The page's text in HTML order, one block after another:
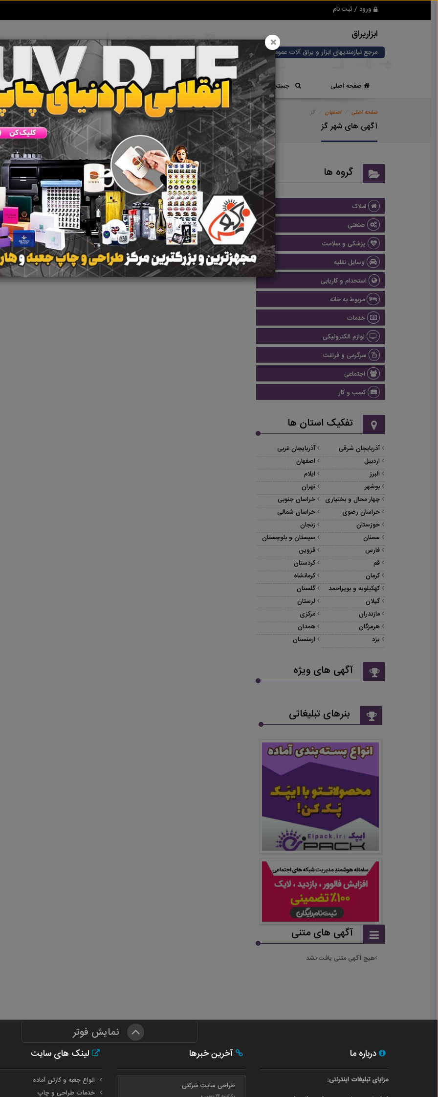
ورود / ثبت نام
ابزاریراق
مرجع نیازمندیهای ابزار و یراق آلات عمومی و صنعتی
صفحه اصلی جستجوی سریع تعرفه آگهی ها خبرهای سایت تماس با ما
صفحه اصلی اصفهان گز
آگهی های شهر گز
نتیجه ای
گروه ها
املاک
صنعتی
پزشکی و سلامت
وسایل نقلیه
استخدام و کاریابی
مربوط به خانه
خدمات
لوازم الکترونیکی
سرگرمی و فراغت
اجتماعی
کسب و کار
تفکیک استان ها
آذربایجان شرقی
آذربایجان غربی
اردبیل
اصفهان
البرز
ایلام
بوشهر
تهران
چهار محال و بختیاری
خراسان جنوبی
خراسان رضوی
خراسان شمالی
خوزستان
زنجان
سمنان
سیستان و بلوچستان
فارس
قزوین
قم
کردستان
کرمان
کرمانشاه
کهکیلویه و بویراحمد
گلستان
گیلان
لرستان
مازندران
مرکزی
هرمزگان
همدان
یزد
ارمنستان
آگهی های ویژه
بنرهای تبلیغاتی
آگهی های متنی
هیچ آگهی متنی یافت نشد
نمایش فوتر
درباره ما
مزایای تبلیغات اینترنتی:
آخرین خبرها
طراحی سایت شرکتی
لینک های سایت
انواع جعبه و کارتن آماده
خدمات طراحی و چاپ
×